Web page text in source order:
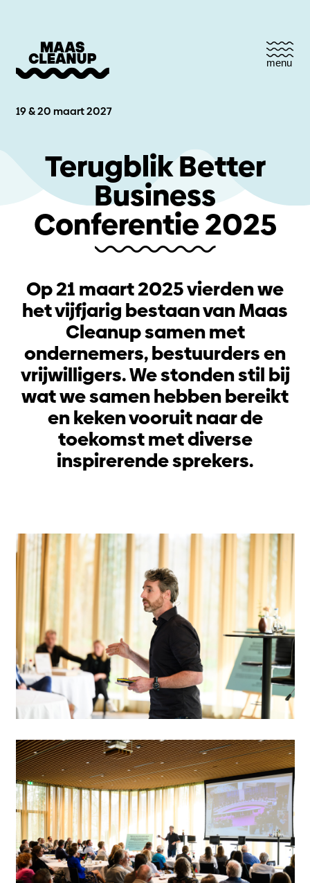
menu
19 & 20 maart 2027
Terugblik Better
Business
Conferentie 2025
Op 21 maart 2025 vierden we
het vijfjarig bestaan van Maas
Cleanup samen met
ondernemers, bestuurders en
vrijwilligers. We stonden stil bij
wat we samen hebben bereikt
en keken vooruit naar de
toekomst met diverse
inspirerende sprekers.